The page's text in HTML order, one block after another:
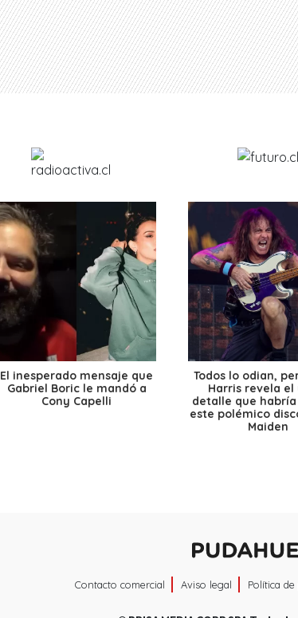
El inesperado mensaje que
Gabriel Boric le mandó a
Cony Capelli
Todos lo odian,
Harris revela el
detalle que
este polémico
Maiden
Contacto comercial Aviso legal Política